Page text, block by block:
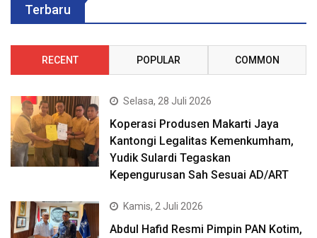
Terbaru
RECENT POPULAR COMMON
Selasa, 28 Juli 2026
Koperasi Produsen Makarti Jaya
Kantongi Legalitas Kemenkumham,
Yudik Sulardi Tegaskan
Kepengurusan Sah Sesuai AD/ART
Kamis, 2 Juli 2026
Abdul Hafid Resmi Pimpin PAN Kotim,